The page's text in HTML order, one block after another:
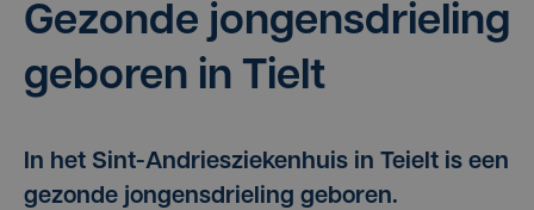
Gezon­de jon­gens­drie­ling
gebo­ren in Tielt
In het Sint-Andriesziekenhuis in Teielt is een
gezonde jongensdrieling geboren.